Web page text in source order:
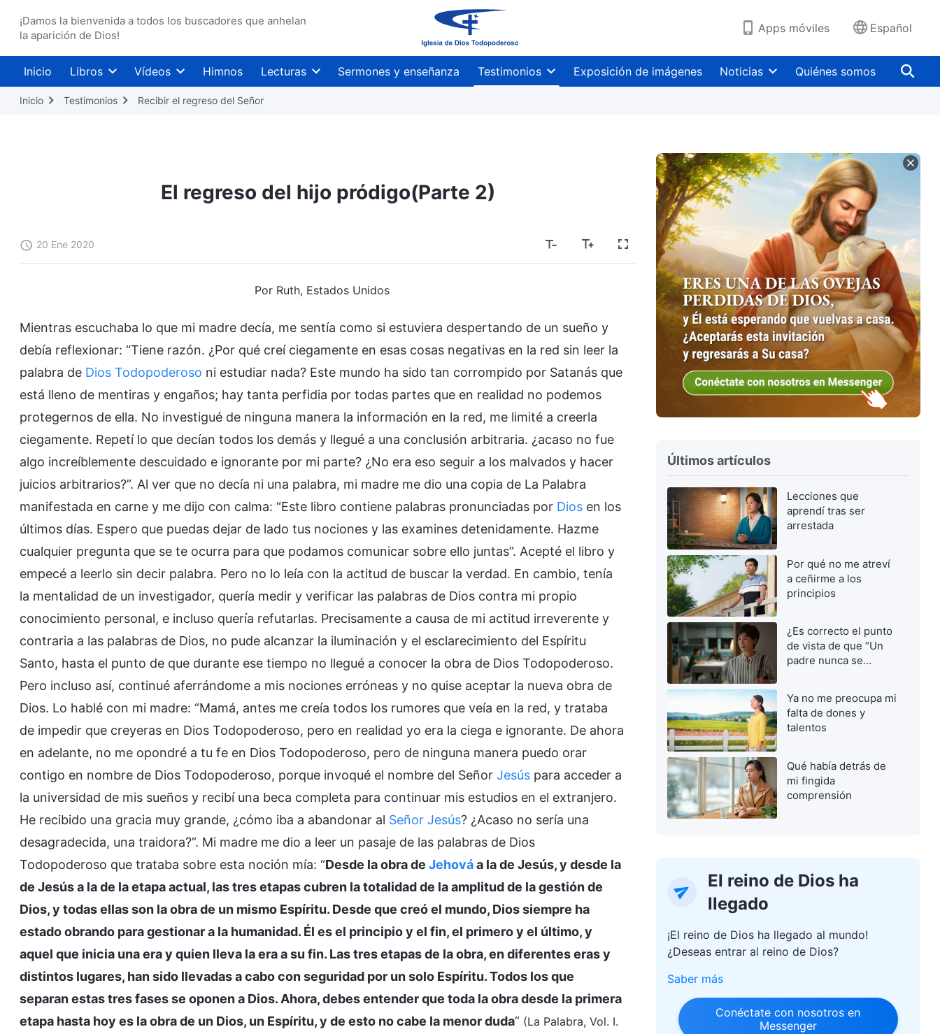
¡Damos la bienvenida a todos los buscadores que anhelan
la aparición de Dios!
Apps móviles Español
Inicio Libros Vídeos Himnos Lecturas Sermones y enseñanza Testimonios Exposición de imágenes Noticias Quiénes somos
Inicio Testimonios Recibir el regreso del Señor
El regreso del hijo pródigo(Parte 2)
20 Ene 2020
Por Ruth, Estados Unidos
Mientras escuchaba lo que mi madre decía, me sentía como si estuviera despertando de un sueño y
debía reflexionar: “Tiene razón. ¿Por qué creí ciegamente en esas cosas negativas en la red sin leer la
palabra de Dios Todopoderoso ni estudiar nada? Este mundo ha sido tan corrompido por Satanás que
está lleno de mentiras y engaños; hay tanta perfidia por todas partes que en realidad no podemos
protegernos de ella. No investigué de ninguna manera la información en la red, me limité a creerla
ciegamente. Repetí lo que decían todos los demás y llegué a una conclusión arbitraria. ¿acaso no fue
algo increíblemente descuidado e ignorante por mi parte? ¿No era eso seguir a los malvados y hacer
juicios arbitrarios?”. Al ver que no decía ni una palabra, mi madre me dio una copia de La Palabra
manifestada en carne y me dijo con calma: “Este libro contiene palabras pronunciadas por Dios en los
últimos días. Espero que puedas dejar de lado tus nociones y las examines detenidamente. Hazme
cualquier pregunta que se te ocurra para que podamos comunicar sobre ello juntas”. Acepté el libro y
empecé a leerlo sin decir palabra. Pero no lo leía con la actitud de buscar la verdad. En cambio, tenía
la mentalidad de un investigador, quería medir y verificar las palabras de Dios contra mi propio
conocimiento personal, e incluso quería refutarlas. Precisamente a causa de mi actitud irreverente y
contraria a las palabras de Dios, no pude alcanzar la iluminación y el esclarecimiento del Espíritu
Santo, hasta el punto de que durante ese tiempo no llegué a conocer la obra de Dios Todopoderoso.
Pero incluso así, continué aferrándome a mis nociones erróneas y no quise aceptar la nueva obra de
Dios. Lo hablé con mi madre: “Mamá, antes me creía todos los rumores que veía en la red, y trataba
de impedir que creyeras en Dios Todopoderoso, pero en realidad yo era la ciega e ignorante. De ahora
en adelante, no me opondré a tu fe en Dios Todopoderoso, pero de ninguna manera puedo orar
contigo en nombre de Dios Todopoderoso, porque invoqué el nombre del Señor Jesús para acceder a
la universidad de mis sueños y recibí una beca completa para continuar mis estudios en el extranjero.
He recibido una gracia muy grande, ¿cómo iba a abandonar al Señor Jesús? ¿Acaso no sería una
desagradecida, una traidora?”. Mi madre me dio a leer un pasaje de las palabras de Dios
Todopoderoso que trataba sobre esta noción mía: “Desde la obra de Jehováa la de Jesús, y desde la
de Jesús a la de la etapa actual, las tres etapas cubren la totalidad de la amplitud de la gestión de
Dios, y todas ellas son la obra de un mismo Espíritu. Desde que creó el mundo, Dios siempre ha
estado obrando para gestionar a la humanidad. Él es el principio y el fin, el primero y el último, y
aquel que inicia una era y quien lleva la era a su fin. Las tres etapas de la obra, en diferentes eras y
distintos lugares, han sido llevadas a cabo con seguridad por un solo Espíritu. Todos los que
separan estas tres fases se oponen a Dios. Ahora, debes entender que toda la obra desde la primera
etapa hasta hoy es la obra de un Dios, un Espíritu, y de esto no cabe la menor duda” (La Palabra, Vol. I.
Últimos artículos
Lecciones que
aprendí tras ser
arrestada
Por qué no me atreví
a ceñirme a los
principios
¿Es correcto el punto
de vista de que “Un
padre nunca se
Ya no me preocupa mi
falta de dones y
talentos
Qué había detrás de
mi fingida
comprensión
El reino de Dios ha
llegado
¡El reino de Dios ha llegado al mundo!
¿Deseas entrar al reino de Dios?
Saber más
Conéctate con nosotros en
Messenger